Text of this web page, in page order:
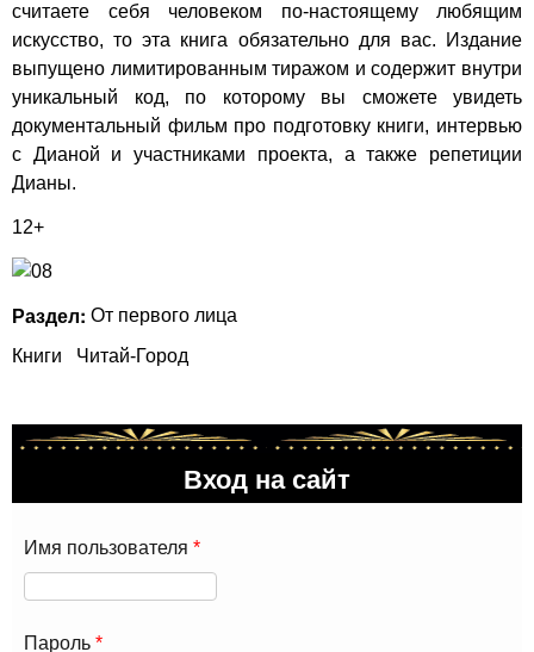
считаете себя человеком по-настоящему любящим
искусство, то эта книга обязательно для вас. Издание
выпущено лимитированным тиражом и содержит внутри
уникальный код, по которому вы сможете увидеть
документальный фильм про подготовку книги, интервью
с Дианой и участниками проекта, а также репетиции
Дианы.
12+
Раздел: От первого лица
Книги
Читай-Город
Вход на сайт
Имя пользователя *
Пароль *